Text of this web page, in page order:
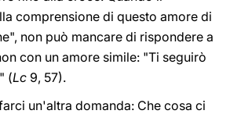
comprensione di questo amore di
non può mancare di rispondere a
con un amore simile: "Ti seguirò
(Lc 9, 57).
un'altra domanda: Che cosa ci